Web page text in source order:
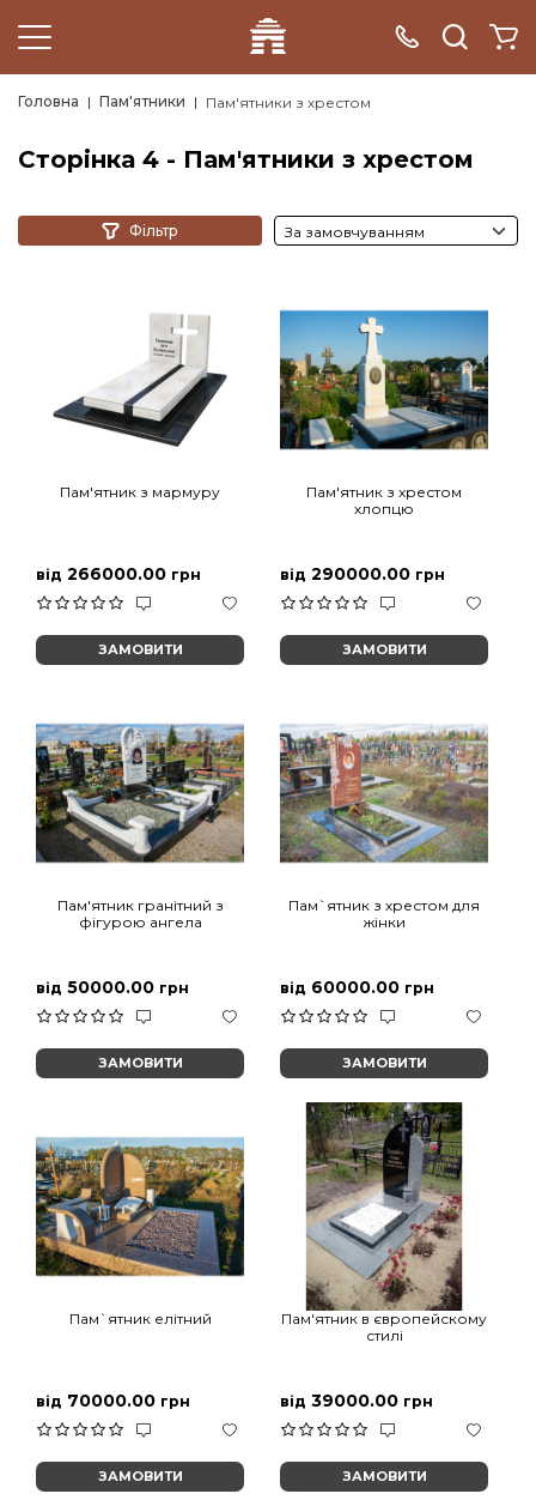
Головна Пам'ятники Пам'ятники з хрестом
Сторінка 4 - Пам'ятники з хрестом
Фільтр
Пам'ятник з мармуру
від 266000.00 грн
ЗАМОВИТИ
Пам'ятник з хрестом
хлопцю
від 290000.00 грн
ЗАМОВИТИ
Пам'ятник гранітний з
фігурою ангела
від 50000.00 грн
ЗАМОВИТИ
Пам`ятник з хрестом для
жінки
від 60000.00 грн
ЗАМОВИТИ
Пам`ятник елітний
від 70000.00 грн
ЗАМОВИТИ
Пам'ятник в європейскому
стилі
від 39000.00 грн
ЗАМОВИТИ